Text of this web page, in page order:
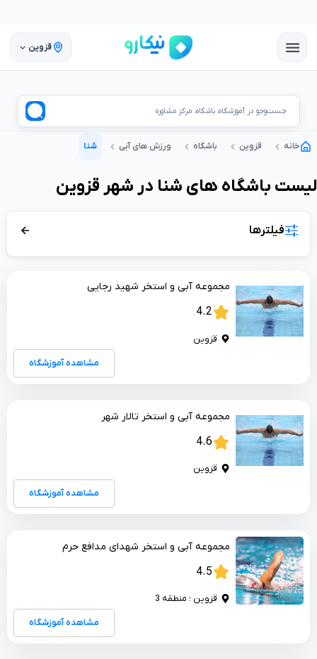
قزوین
جست‌وجو در آموزشگاه، باشگاه، مرکز مشاوره
خانه قزوین باشگاه ورزش های آبی شنا
لیست باشگاه های شنا در شهرقزوین
فیلترها
مجموعه آبی و استخر شهید رجایی
4.2
قزوین
مشاهده آموزشگاه
مجموعه آبی و استخر تالار شهر
4.6
قزوین
مشاهده آموزشگاه
مجموعه آبی و استخر شهدای مدافع حرم
4.5
قزوین ؛ منطقه 3
مشاهده آموزشگاه